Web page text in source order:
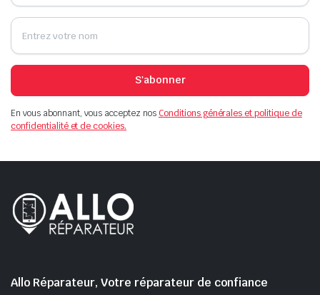
S'abonner
En vous abonnant, vous acceptez nosConditions générales et politique de
confidentialité et de cookies.
Allo Réparateur, Votre réparateur de confiance